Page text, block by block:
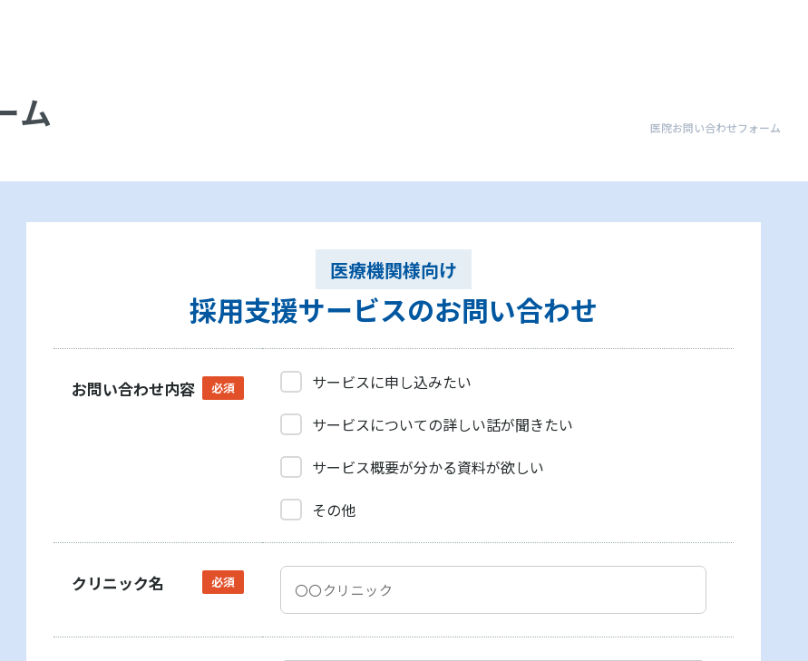
医院お問い合わせフォーム
ム
医療機関様向け
採用支援サービスのお問い合わせ
お問い合わせ内容 必須
サービスに申し込みたい
サービスについての詳しい話が聞きたい
サービス概要が分かる資料が欲しい
その他
クリニック名 必須